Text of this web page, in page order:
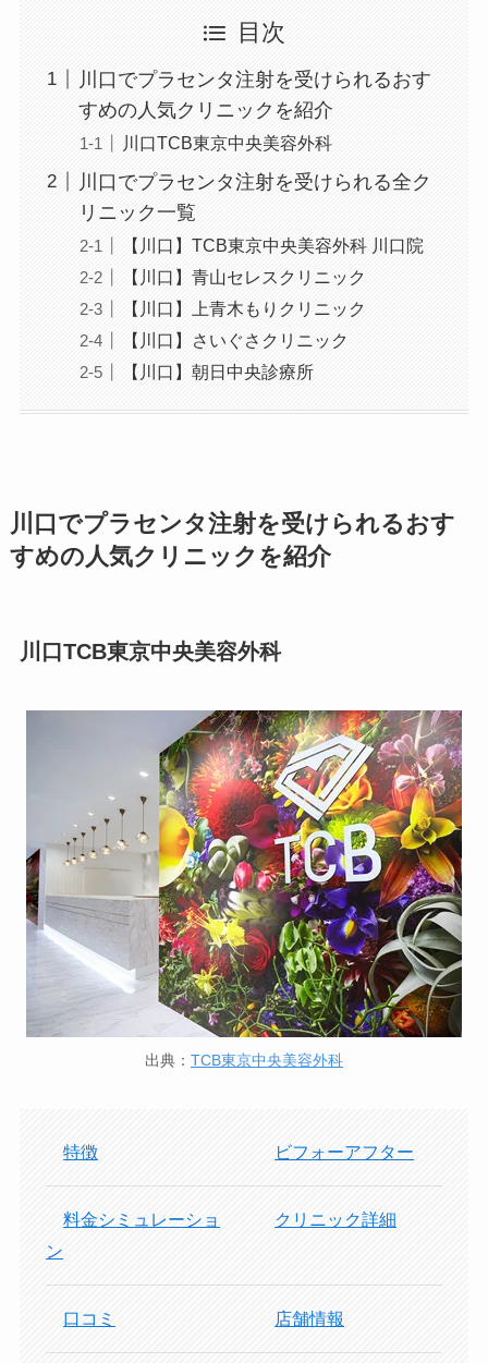
目次
川口でプラセンタ注射を受けられるおす
すめの人気クリニックを紹介
川口TCB東京中央美容外科
川口でプラセンタ注射を受けられる全ク
リニック一覧
【川口】TCB東京中央美容外科 川口院
【川口】青山セレスクリニック
【川口】上青木もりクリニック
【川口】さいぐさクリニック
【川口】朝日中央診療所
川口でプラセンタ注射を受けられるおす
すめの人気クリニックを紹介
川口TCB東京中央美容外科
出典： TCB東京中央美容外科
特徴 ビフォーアフター
料金シミュレーショ
ン
クリニック詳細
口コミ 店舗情報